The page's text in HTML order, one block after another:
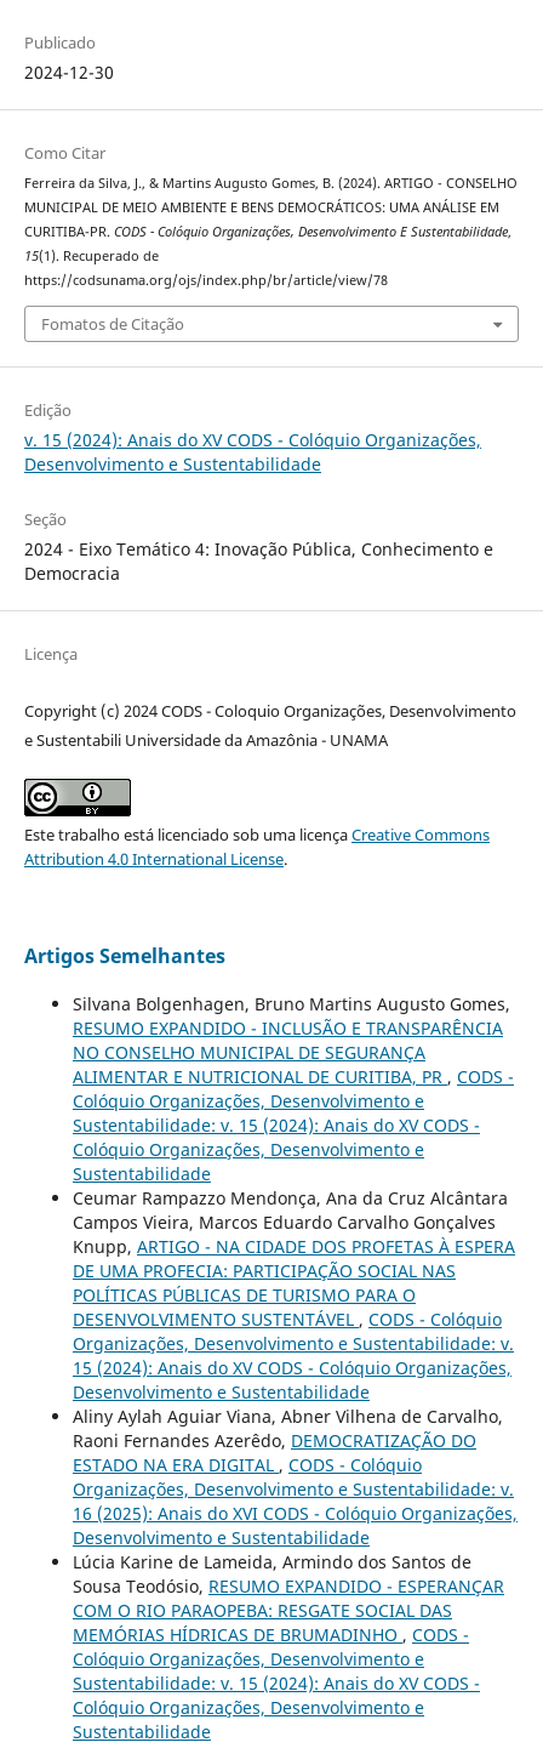
Publicado
2024-12-30
Como Citar
Ferreira da Silva, J., & Martins Augusto Gomes, B. (2024). ARTIGO - CONSELHO
MUNICIPAL DE MEIO AMBIENTE E BENS DEMOCRÁTICOS: UMA ANÁLISE EM
CURITIBA-PR. CODS - Colóquio Organizações, Desenvolvimento E Sustentabilidade,
15(1). Recuperado de
https://codsunama.org/ojs/index.php/br/article/view/78
Fomatos de Citação
Edição
v. 15 (2024): Anais do XV CODS - Colóquio Organizações,
Desenvolvimento e Sustentabilidade
Seção
2024 - Eixo Temático 4: Inovação Pública, Conhecimento e
Democracia
Licença
Copyright (c) 2024 CODS - Coloquio Organizações, Desenvolvimento
e Sustentabili Universidade da Amazônia - UNAMA
Este trabalho está licenciado sob uma licençaCreative Commons
Attribution 4.0 International License.
Artigos Semelhantes
Silvana Bolgenhagen, Bruno Martins Augusto Gomes,
RESUMO EXPANDIDO - INCLUSÃO E TRANSPARÊNCIA
NO CONSELHO MUNICIPAL DE SEGURANÇA
ALIMENTAR E NUTRICIONAL DE CURITIBA, PR , CODS -
Colóquio Organizações, Desenvolvimento e
Sustentabilidade: v. 15 (2024): Anais do XV CODS -
Colóquio Organizações, Desenvolvimento e
Sustentabilidade
Ceumar Rampazzo Mendonça, Ana da Cruz Alcântara
Campos Vieira, Marcos Eduardo Carvalho Gonçalves
Knupp, ARTIGO - NA CIDADE DOS PROFETAS À ESPERA
DE UMA PROFECIA: PARTICIPAÇÃO SOCIAL NAS
POLÍTICAS PÚBLICAS DE TURISMO PARA O
DESENVOLVIMENTO SUSTENTÁVEL , CODS - Colóquio
Organizações, Desenvolvimento e Sustentabilidade: v.
15 (2024): Anais do XV CODS - Colóquio Organizações,
Desenvolvimento e Sustentabilidade
Aliny Aylah Aguiar Viana, Abner Vilhena de Carvalho,
Raoni Fernandes Azerêdo, DEMOCRATIZAÇÃO DO
ESTADO NA ERA DIGITAL , CODS - Colóquio
Organizações, Desenvolvimento e Sustentabilidade: v.
16 (2025): Anais do XVI CODS - Colóquio Organizações,
Desenvolvimento e Sustentabilidade
Lúcia Karine de Lameida, Armindo dos Santos de
Sousa Teodósio, RESUMO EXPANDIDO - ESPERANÇAR
COM O RIO PARAOPEBA: RESGATE SOCIAL DAS
MEMÓRIAS HÍDRICAS DE BRUMADINHO , CODS -
Colóquio Organizações, Desenvolvimento e
Sustentabilidade: v. 15 (2024): Anais do XV CODS -
Colóquio Organizações, Desenvolvimento e
Sustentabilidade